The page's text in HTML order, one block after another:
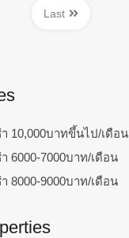
Last
10,000บาทขึ้นไป/เดือน
6000-7000บาท/เดือน
8000-9000บาท/เดือน